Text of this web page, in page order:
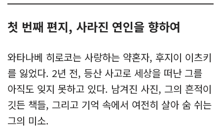
첫 번째 편지, 사라진 연인을 향하여
와타나베 히로코는 사랑하는 약혼자, 후지이 이츠키
를 잃었다. 2년 전, 등산 사고로 세상을 떠난 그를
아직도 잊지 못하고 있다. 남겨진 사진, 그의 흔적이
깃든 책들, 그리고 기억 속에서 여전히 살아 숨 쉬는
그의 미소.